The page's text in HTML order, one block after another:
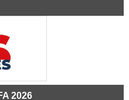
2026